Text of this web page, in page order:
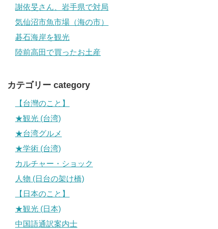
謝依旻さん、岩手県で対局
気仙沼市魚市場（海の市）
碁石海岸を観光
陸前高田で買ったお土産
カテゴリー category
【台灣のこと】
★観光 (台湾)
★台湾グルメ
★学術 (台湾)
カルチャー・ショック
人物 (日台の架け橋)
【日本のこと】
★観光 (日本)
中国語通訳案内士